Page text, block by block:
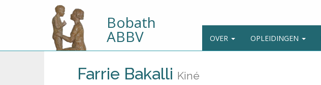
Bobath
ABBV OVER OPLEIDINGEN
Farrie Bakalli Kiné